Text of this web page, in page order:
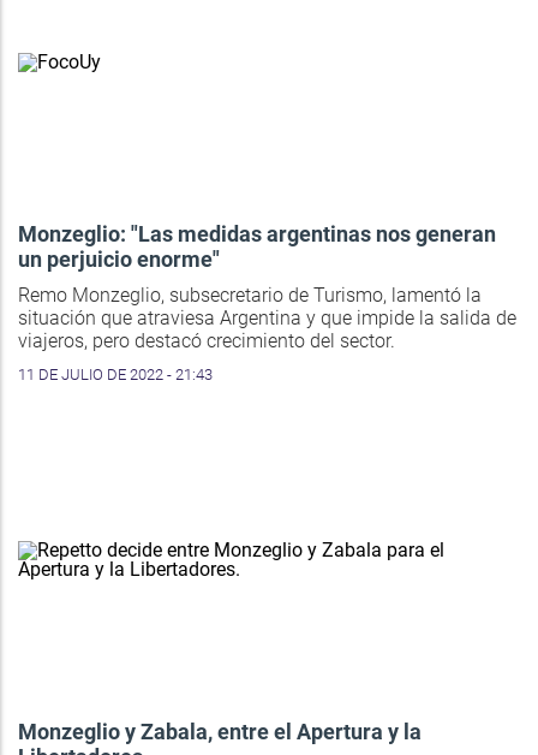
Monzeglio: "Las medidas argentinas nos generan
un perjuicio enorme"
Remo Monzeglio, subsecretario de Turismo, lamentó la
situación que atraviesa Argentina y que impide la salida de
viajeros, pero destacó crecimiento del sector.
11 DE JULIO DE 2022 - 21:43
Monzeglio y Zabala, entre el Apertura y la